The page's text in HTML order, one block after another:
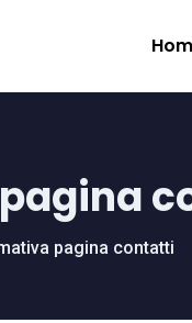
pagina contatti